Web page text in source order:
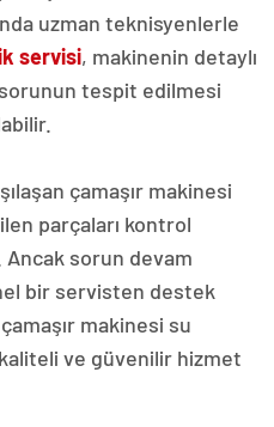
uzman teknisyenlerle
servisi, makinenin detaylı
tespit edilmesi
çamaşır makinesi
parçaları kontrol
sorun devam
bir servisten destek
makinesi su
ve güvenilir hizmet